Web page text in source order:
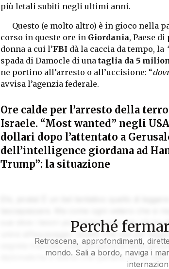
più letali subiti negli ultimi anni.
Questo (e molto altro) è in gioco nella
corso in queste ore in Giordania, Paese
donna a cui l’FBI dà la caccia da tempo, la
spada di Damocle di una taglia da 5
ne portino all’arresto o all’uccisione: “
avvisa l’agenzia federale.
Ore calde per l’arresto della
Israele. “Most wanted” negli
dollari dopo l’attentato a
dell’intelligence giordana ad
Trump”: la situazione
sue stive i tesori più preziosi solo per chi ha
unirsi all’equipaggio. Quello che stai per
segreta tracciata sulla pergamena della
diplomatiche e silenzi che parlano più di
Perché
Retroscena, approfondimenti,
mondo. Sali a bordo, naviga i